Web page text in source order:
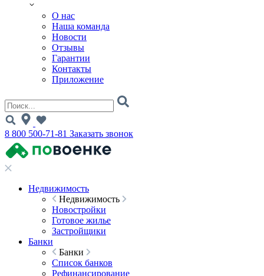
О нас
Наша команда
Новости
Отзывы
Гарантии
Контакты
Приложение
8 800 500-71-81 Заказать звонок
Недвижимость
Недвижимость
Новостройки
Готовое жилье
Застройщики
Банки
Банки
Список банков
Рефинансирование